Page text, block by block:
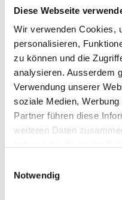
Diese Webseite
Wir verwenden Cookies,
personalisieren,
zu können und die
analysieren. Ausserdem
Verwendung unserer
soziale Medien,
Partner führen diese
weiteren Daten
Notwendig
movimentatori di
Ogni macchina usata
nostra officina
ed è spesso
Approvedo come
Potrete beneficiare di
immediatamente
personalizzato in
degli enti locali e